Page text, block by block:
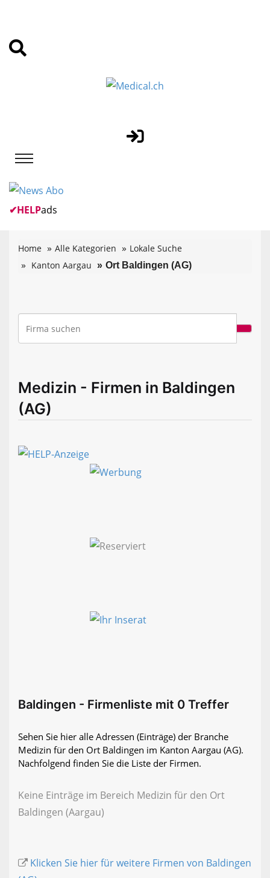
✔HELPads
Home Alle Kategorien
Lokale Suche
Kanton Aargau
Ort Baldingen (AG)
Medizin - Firmen in Baldingen
(AG)
Baldingen - Firmenliste mit 0 Treffer
Sehen Sie hier alle Adressen (Einträge) der Branche
Medizin für den Ort Baldingen im Kanton Aargau (AG).
Nachfolgend finden Sie die Liste der Firmen.
Keine Einträge im Bereich Medizin für den Ort
Baldingen (Aargau)
Klicken Sie hier für weitere Firmen von Baldingen